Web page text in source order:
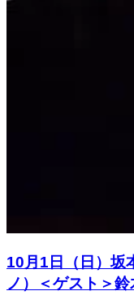
10月1日（日）坂
ノ）＜ゲスト＞鈴